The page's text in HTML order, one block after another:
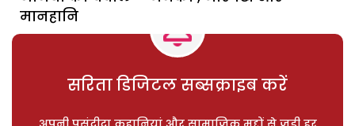
मानहानि
सरिता डिजिटल सब्सक्राइब करें